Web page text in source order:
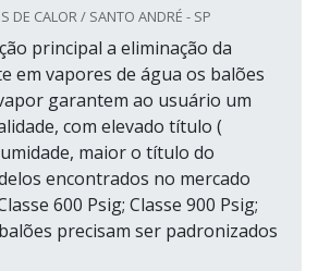
DE CALOR / SANTO ANDRÉ - SP
principal a eliminação da
em vapores de água os balões
garantem ao usuário um
com elevado título (
maior o título do
encontrados no mercado
600 Psig; Classe 900 Psig;
precisam ser padronizados